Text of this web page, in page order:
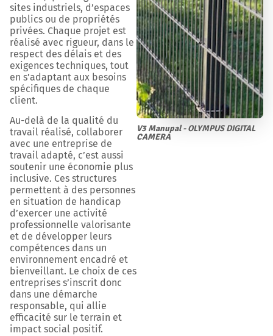
sites industriels, d’espaces
publics ou de propriétés
privées. Chaque projet est
réalisé avec rigueur, dans le
respect des délais et des
exigences techniques, tout
en s’adaptant aux besoins
spécifiques de chaque
client.
Au-delà de la qualité du
travail réalisé, collaborer
avec une entreprise de
travail adapté, c’est aussi
soutenir une économie plus
inclusive. Ces structures
permettent à des personnes
en situation de handicap
d’exercer une activité
professionnelle valorisante
et de développer leurs
compétences dans un
environnement encadré et
bienveillant. Le choix de ces
entreprises s’inscrit donc
dans une démarche
responsable, qui allie
efficacité sur le terrain et
impact social positif.
V3 Manupal - OLYMPUS DIGITAL
CAMERA